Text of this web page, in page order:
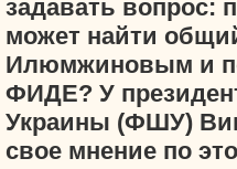
задавать вопрос:
может найти
Илюмжиновым и
ФИДЕ? У
Украины (ФШУ)
свое мнение по